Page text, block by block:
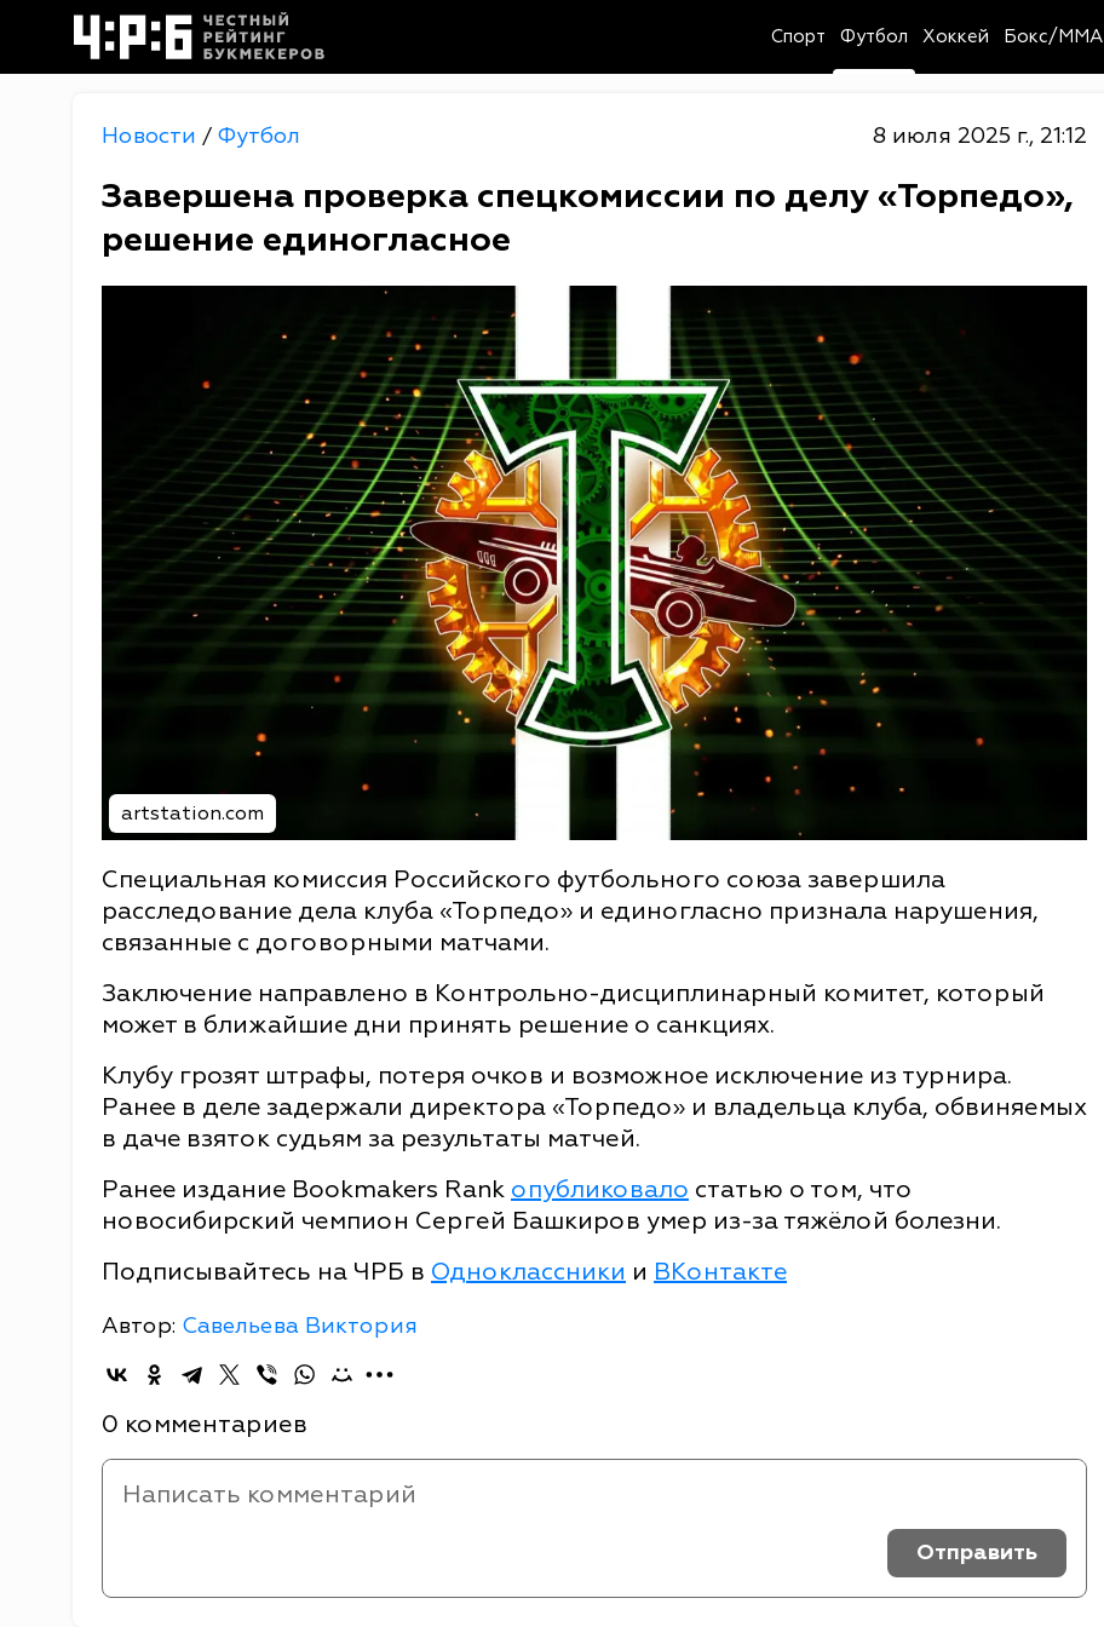
Спорт Футбол Хоккей Бокс/MMA
Новости / Футбол 8 июля 2025 г., 21:12
Завершена проверка спецкомиссии по делу «Торпедо»,
решение единогласное
artstation.com
Специальная комиссия Российского футбольного союза завершила
расследование дела клуба «Торпедо» и единогласно признала нарушения,
связанные с договорными матчами.
Заключение направлено в Контрольно-дисциплинарный комитет, который
может в ближайшие дни принять решение о санкциях.
Клубу грозят штрафы, потеря очков и возможное исключение из турнира.
Ранее в деле задержали директора «Торпедо» и владельца клуба, обвиняемых
в даче взяток судьям за результаты матчей.
Ранее издание Bookmakers Rank опубликовало статью о том, что
новосибирский чемпион Сергей Башкиров умер из-за тяжёлой болезни.
Подписывайтесь на ЧРБ в Одноклассники и ВКонтакте
Автор: Савельева Виктория
0 комментариев
Отправить